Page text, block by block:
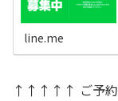
line.me
↑↑↑↑↑ ご予約